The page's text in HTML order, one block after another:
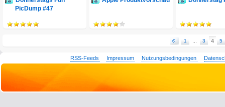
PicDump #47
1 3 4 5
RSS-Feeds Impressum Nutzungsbedingungen